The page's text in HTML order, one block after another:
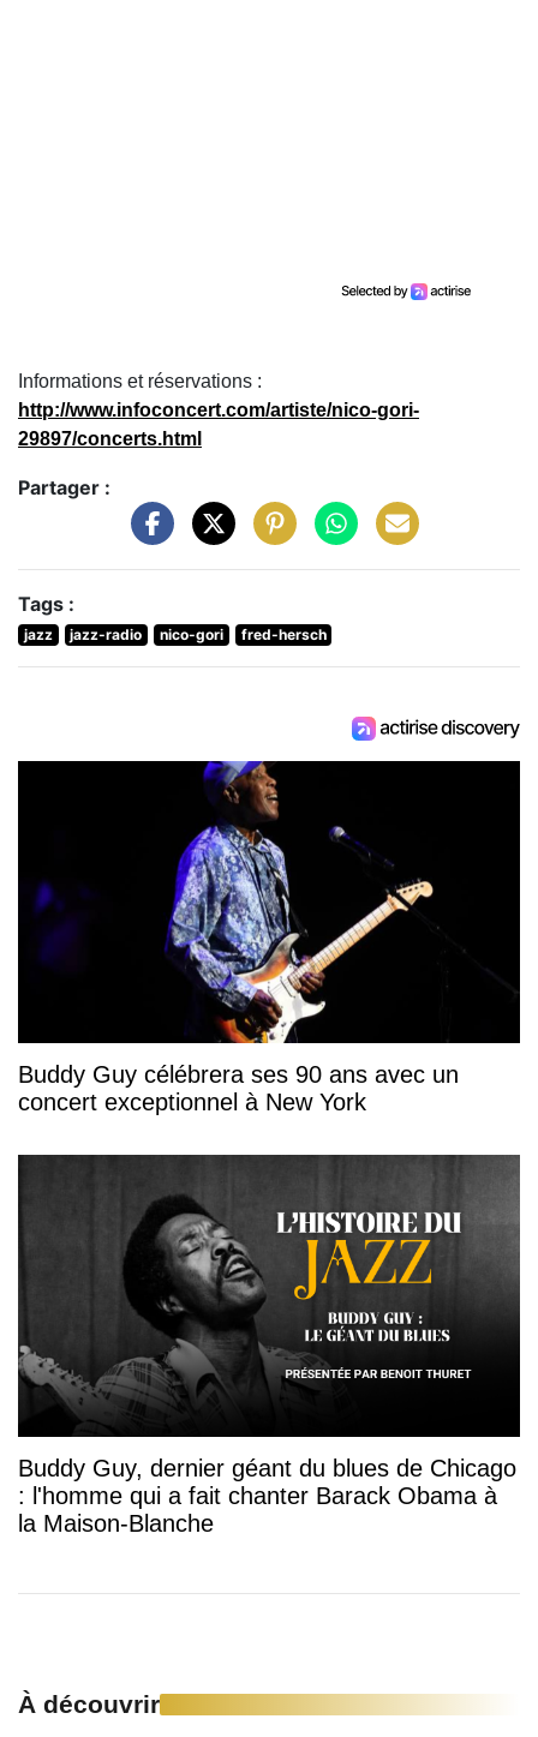
Informations et réservations :
http://www.infoconcert.com/artiste/nico-gori-
29897/concerts.html
Partager :
Tags :
jazz jazz-radio nico-gori fred-hersch
Buddy Guy célébrera ses 90 ans avec un
concert exceptionnel à New York
Buddy Guy, dernier géant du blues de Chicago
: l'homme qui a fait chanter Barack Obama à
la Maison-Blanche
À découvrir